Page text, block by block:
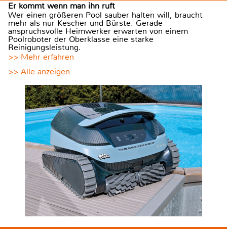
Er kommt wenn man ihn ruft
Wer einen größeren Pool sauber halten will, braucht
mehr als nur Kescher und Bürste. Gerade
anspruchsvolle Heimwerker erwarten von einem
Poolroboter der Oberklasse eine starke
Reinigungsleistung.
>> Mehr erfahren
>> Alle anzeigen